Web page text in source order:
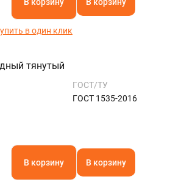
в один клик
тянутый
ГОСТ/ТУ
ГОСТ 1535-2016
В корзину В корзину